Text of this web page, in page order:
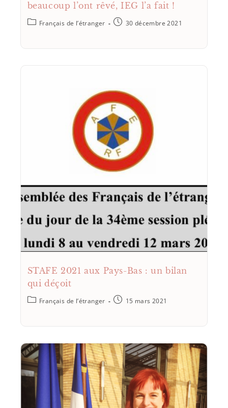
beaucoup l’ont rêvé, IEG l’a fait !
Français de l’étranger 30 décembre 2021
STAFE 2021 aux Pays-Bas : un bilan
qui déçoit
Français de l’étranger 15 mars 2021